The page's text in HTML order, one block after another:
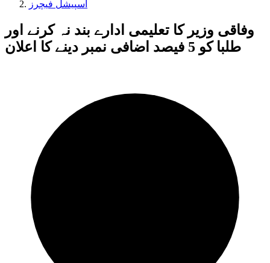
اسپیشل فیچرز
وفاقی وزیر کا تعلیمی ادارے بند نہ کرنے اور
طلبا کو 5 فیصد اضافی نمبر دینے کا اعلان